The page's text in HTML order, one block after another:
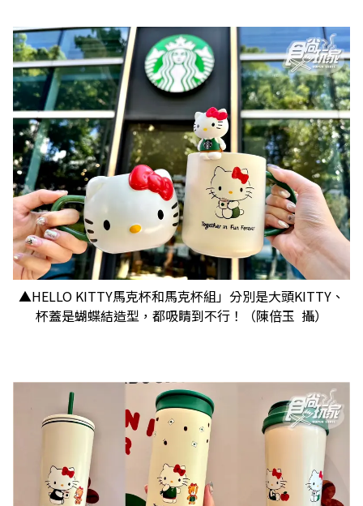
▲HELLO KITTY馬克杯和馬克杯組」分別是大頭KITTY、
杯蓋是蝴蝶結造型，都吸睛到不行！（陳倍玉 攝）